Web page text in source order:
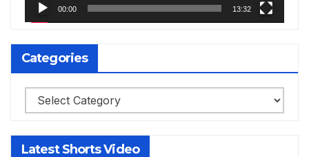
00:00 13:32
Categories
Categories
Latest Shorts Video